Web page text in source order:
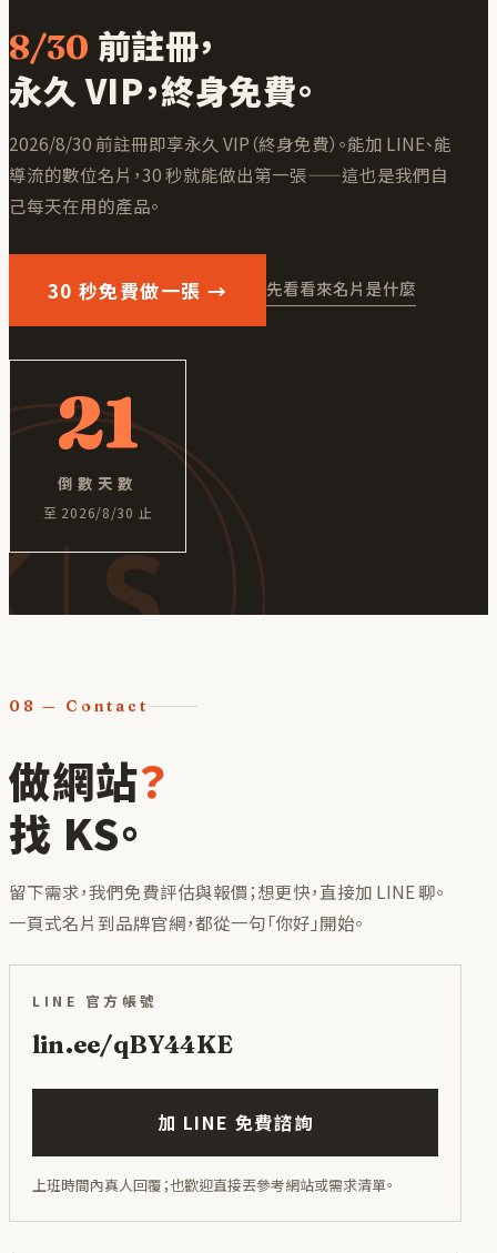
8/30 前註冊，
永久 VIP，終身免費。
2026/8/30 前註冊即享永久 VIP（終身免費） 。能加 LINE、能
導流的數位名片，30 秒就能做出第一張——這也是我們自
己每天在用的產品。
30 秒免費做一張 → 先看看來名片是什麼
21
倒數天數
至 2026/8/30 止
08 — Contact
做網站？
找 KS。
留下需求，我們免費評估與報價；想更快，直接加 LINE 聊。
一頁式名片到品牌官網，都從一句「你好」開始。
LINE 官方帳號
lin.ee/qBY44KE
加 LINE 免費諮詢
上班時間內真人回覆；也歡迎直接丟參考網站或需求清單。